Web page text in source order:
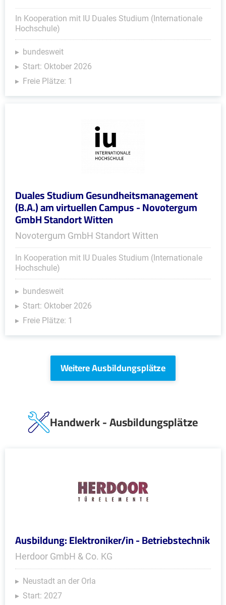
In Kooperation mit IU Duales Studium (Internationale
Hochschule)
bundesweit
Start: Oktober 2026
Freie Plätze: 1
Duales Studium Gesundheitsmanagement
(B.A.) am virtuellen Campus - Novotergum
GmbH Standort Witten
Novotergum GmbH Standort Witten
In Kooperation mit IU Duales Studium (Internationale
Hochschule)
bundesweit
Start: Oktober 2026
Freie Plätze: 1
Weitere Ausbildungsplätze
Handwerk - Ausbildungsplätze
Ausbildung: Elektroniker/in - Betriebstechnik
Herdoor GmbH & Co. KG
Neustadt an der Orla
Start: 2027